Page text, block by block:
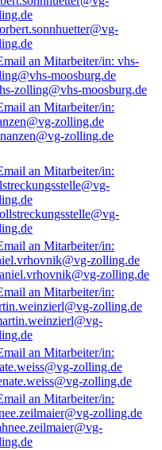
zolling@vhs-moosburg.de
zolling.de
zolling.de
zolling.de